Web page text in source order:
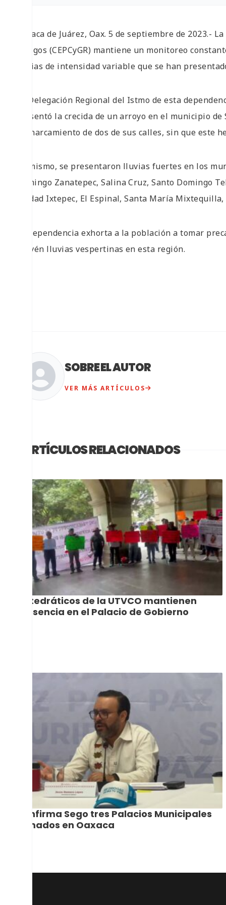
Oaxaca de Juárez, Oax. 5 de septiembre de 2023.-
Riesgos (CEPCyGR) mantiene un monitoreo
lluvias de intensidad variable que se han
La Delegación Regional del Istmo de esta
presentó la crecida de un arroyo en el municipio
encharcamiento de dos de sus calles, sin que
Asimismo, se presentaron lluvias fuertes en los
Domingo Zanatepec, Salina Cruz, Santo Domingo
Ciudad Ixtepec, El Espinal, Santa María
La dependencia exhorta a la población a tomar
prevén lluvias vespertinas en esta región.
SOBRE EL AUTOR
VER MÁS ARTÍCULOS
ARTÍCULOS RELACIONADOS
Catedráticos de la UTVCO mantienen
presencia en el Palacio de Gobierno
Confirma Sego tres Palacios Municipales
tomados en Oaxaca